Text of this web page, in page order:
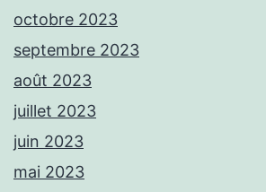
octobre 2023
septembre 2023
août 2023
juillet 2023
juin 2023
mai 2023